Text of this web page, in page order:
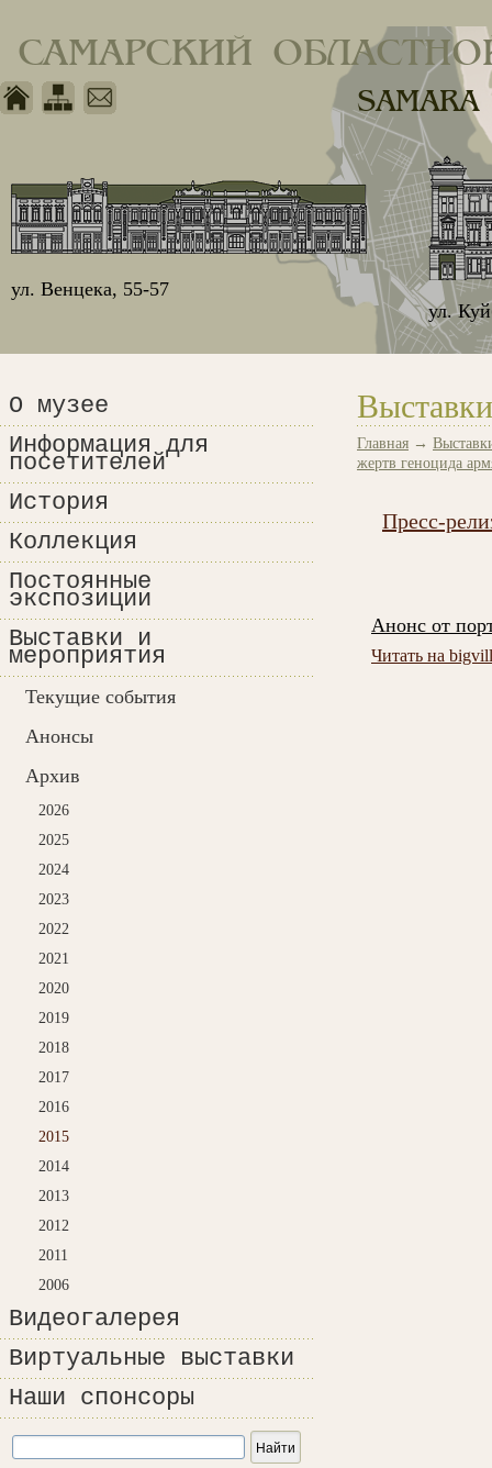
САМАРСКИЙ
ул.
ул. Венцека, 55-57
О музее
Информация для
посетителей
История
Коллекция
Постоянные
экспозиции
Выставки и
мероприятия
Текущие события
Анонсы
Архив
2026
2025
2024
2023
2022
2021
2020
2019
2018
2017
2016
2015
2014
2013
2012
2011
2006
Видеогалерея
Виртуальные выставки
Наши спонсоры
Главная →
жертв геноцида
Пресс-
Анонс от
Читать на